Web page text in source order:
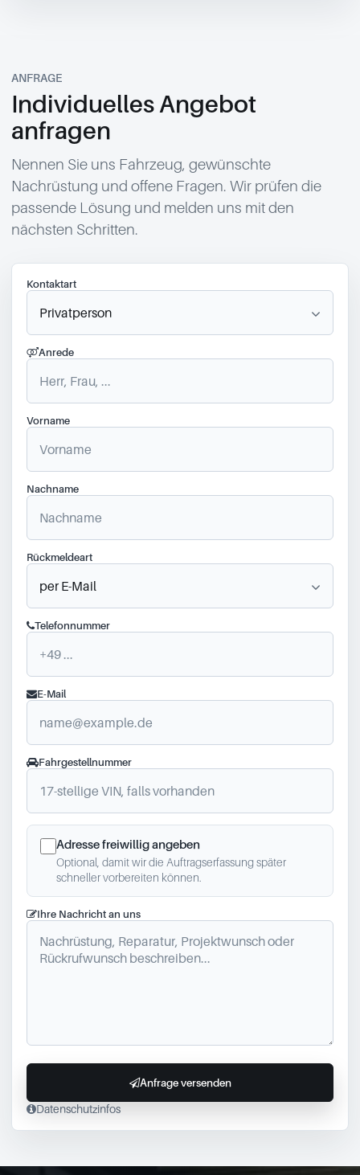
ANFRAGE
Individuelles Angebot
anfragen
Nennen Sie uns Fahrzeug, gewünschte
Nachrüstung und offene Fragen. Wir prüfen die
passende Lösung und melden uns mit den
nächsten Schritten.
Kontaktart
Anrede
Vorname
Nachname
Rückmeldeart
Telefonnummer
E-Mail
Fahrgestellnummer
Adresse freiwillig angeben
Optional, damit wir die Auftragserfassung später
schneller vorbereiten können.
Ihre Nachricht an uns
Datenschutzinfos
Anfrage versenden